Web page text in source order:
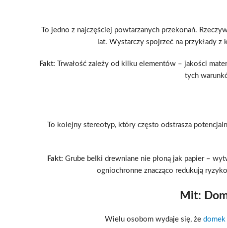
To jedno z najczęściej powtarzanych przekonań.
lat. Wystarczy spojrzeć na przykłady
Fakt: Trwałość zależy od kilku elementów – jakości
tych
To kolejny stereotyp, który często odstrasza
Fakt: Grube belki drewniane nie płoną jak papier –
ogniochronne znacząco redukują
Mit:
Wielu osobom wydaje się, że domek